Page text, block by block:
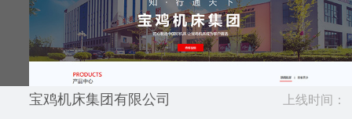
宝鸡机床集团有限公司 上线时间：